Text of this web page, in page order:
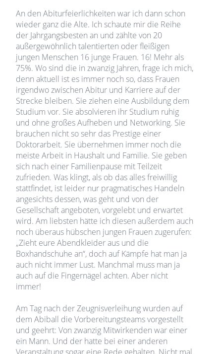
An den Abiturfeierlichkeiten war ich dann schon
wieder ganz die Alte. Ich schaute mir die Reihe
der Jahrgangsbesten an und zählte von 20
außergewöhnlich talentierten oder fleißigen
jungen Menschen 16 junge Frauen. 16! Mehr als
75%. Wo sind die in zwanzig Jahren, frage ich mich,
denn aktuell ist es immer noch so, dass Frauen
irgendwo zwischen Abitur und Karriere auf der
Strecke bleiben. Sie ziehen eine Ausbildung dem
Studium vor. Sie absolvieren ihr Studium ruhig
und ohne großes Aufheben und Networking. Sie
brauchen nicht so sehr das Prestige einer
Doktorarbeit. Sie übernehmen immer noch die
meiste Arbeit in Haushalt und Familie. Sie geben
sich nach einer Familienpause mit Teilzeit
zufrieden. Was klingt, als ob das alles freiwillig
stattfindet, ist leider nur pragmatisches Handeln
angesichts dessen, was geht und von der
Gesellschaft angeboten, vorgelebt und erwartet
wird. Am liebsten hätte ich diesen außerdem auch
noch überaus hübschen jungen Frauen zugerufen:
„Zieht eure Abendkleider aus und die
Boxhandschuhe an“, doch auf Kämpfe hat man ja
auch nicht immer Lust. Manchmal muss man ja
auch auf die Fingernägel achten. Aber nicht
immer!
Am Tag nach der Zeugnisverleihung wurden auf
dem Abiball die Vorbereitungsteams vorgestellt
und geehrt: Von zwanzig Mitwirkenden war einer
ein Mann. Und der hatte bei einer anderen